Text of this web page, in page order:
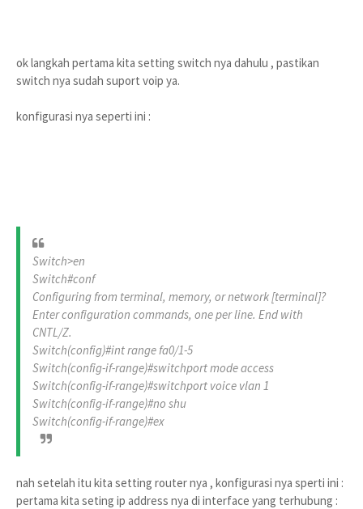
ok langkah pertama kita setting switch nya dahulu , pastikan
switch nya sudah suport voip ya.
konfigurasi nya seperti ini :
Switch>en
Switch#conf
Configuring from terminal, memory, or network [terminal]?
Enter configuration commands, one per line. End with
CNTL/Z.
Switch(config)#int range fa0/1-5
Switch(config-if-range)#switchport mode access
Switch(config-if-range)#switchport voice vlan 1
Switch(config-if-range)#no shu
Switch(config-if-range)#ex
nah setelah itu kita setting router nya , konfigurasi nya sperti ini :
pertama kita seting ip address nya di interface yang terhubung :